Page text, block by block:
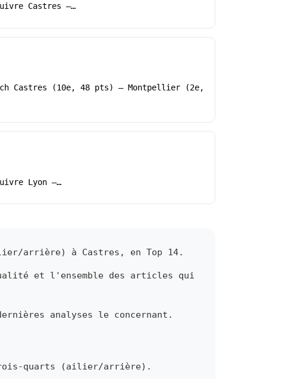
Castres –…
Castres (10e, 48 pts) – Montpellier (2e,
Lyon –…
arrière) à Castres, en Top 14.
et l'ensemble des articles qui
analyses le concernant.
quarts (ailier/arrière).